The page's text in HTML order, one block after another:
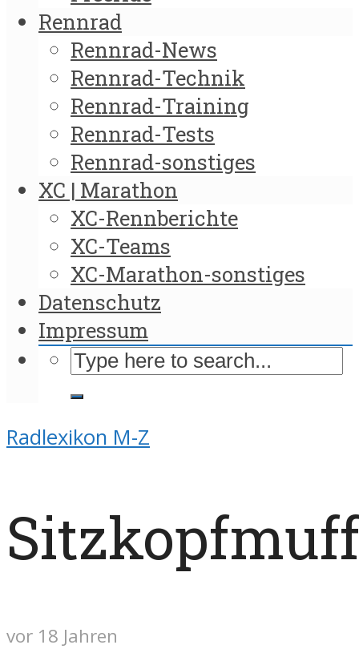
Rennrad
Rennrad-News
Rennrad-Technik
Rennrad-Training
Rennrad-Tests
Rennrad-sonstiges
XC | Marathon
XC-Rennberichte
XC-Teams
XC-Marathon-sonstiges
Datenschutz
Impressum
Radlexikon M-Z
vor 18 Jahren